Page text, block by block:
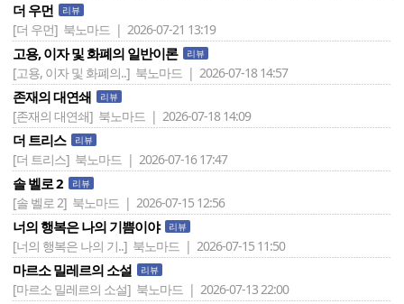
더 우먼 리뷰
[더 우먼] 북노마드 | 2026-07-21 13:19
고용, 이자 및 화폐의 일반이론 리뷰
[고용, 이자 및 화폐의..] 북노마드 | 2026-07-18 14:57
존재의 대연쇄 리뷰
[존재의 대연쇄] 북노마드 | 2026-07-18 14:09
더 트리스 리뷰
[더 트리스] 북노마드 | 2026-07-16 17:47
솔 벨로 2 리뷰
[솔 벨로 2] 북노마드 | 2026-07-15 12:56
너의 행복은 나의 기쁨이야 리뷰
[너의 행복은 나의 기..] 북노마드 | 2026-07-15 11:50
마르소 밀레르의 소설 리뷰
[마르소 밀레르의 소설] 북노마드 | 2026-07-13 22:00